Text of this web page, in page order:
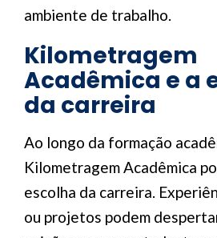
ambiente de trabalho.
Kilometragem
Acadêmica e a
da carreira
Ao longo da formação
Kilometragem Acadêmica
escolha da carreira.
ou projetos podem